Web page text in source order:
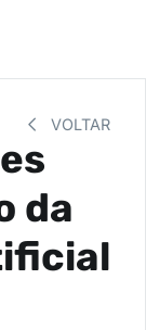
VOLTAR
da